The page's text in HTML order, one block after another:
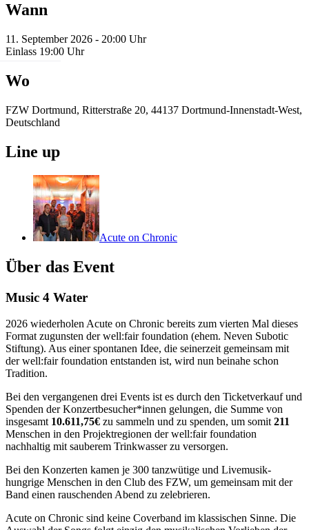
Wann
11. September 2026 - 20:00 Uhr
Einlass 19:00 Uhr
Wo
FZW Dortmund, Ritterstraße 20, 44137 Dortmund-Innenstadt-West,
Deutschland
Line up
Acute on Chronic
Über das Event
Music 4 Water
2026 wiederholen Acute on Chronic bereits zum vierten Mal dieses
Format zugunsten der well:fair foundation (ehem. Neven Subotic
Stiftung). Aus einer spontanen Idee, die seinerzeit gemeinsam mit
der well:fair foundation entstanden ist, wird nun beinahe schon
Tradition.
Bei den vergangenen drei Events ist es durch den Ticketverkauf und
Spenden der Konzertbesucher*innen gelungen, die Summe von
insgesamt 10.611,75€ zu sammeln und zu spenden, um somit211
Menschen in den Projektregionen der well:fair foundation
nachhaltig mit sauberem Trinkwasser zu versorgen.
Bei den Konzerten kamen je 300 tanzwütige und Livemusik-
hungrige Menschen in den Club des FZW, um gemeinsam mit der
Band einen rauschenden Abend zu zelebrieren.
Acute on Chronic sind keine Coverband im klassischen Sinne. Die